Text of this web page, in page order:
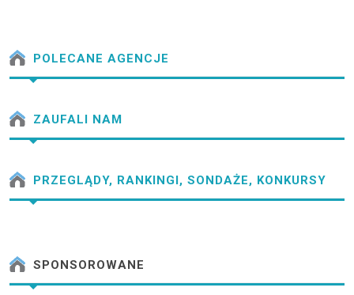
POLECANE AGENCJE
ZAUFALI NAM
PRZEGLĄDY, RANKINGI, SONDAŻE, KONKURSY
SPONSOROWANE